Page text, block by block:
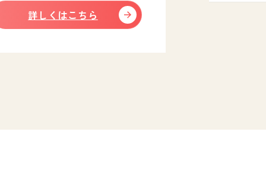
詳しくはこちら